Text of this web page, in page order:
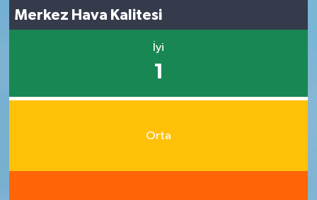
Merkez Hava Kalitesi
İyi
1
Orta